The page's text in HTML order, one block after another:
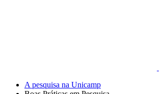
A pesquisa na Unicamp